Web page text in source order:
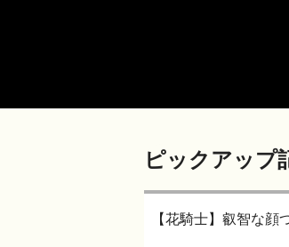
ピックアップ
【花騎士】叡智な